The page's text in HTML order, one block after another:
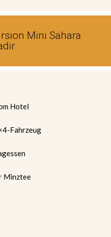
Mini Sahara
Hotel
Fahrzeug
Minztee